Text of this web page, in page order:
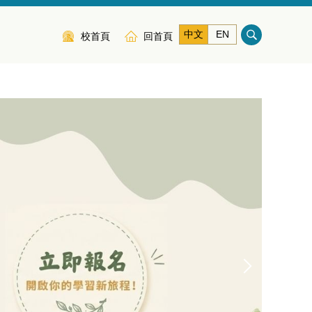
校首頁 回首頁 中文 EN